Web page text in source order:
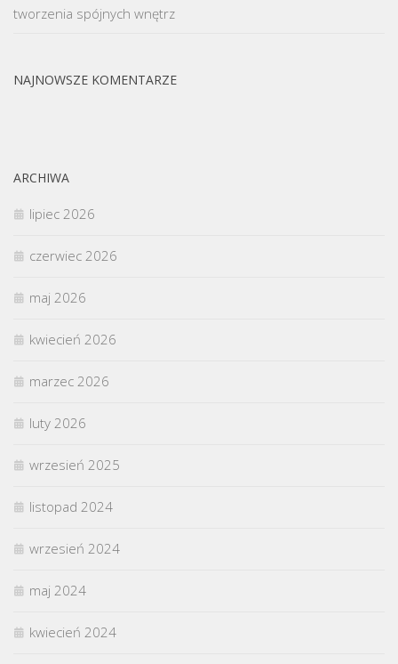
tworzenia spójnych wnętrz
NAJNOWSZE KOMENTARZE
ARCHIWA
lipiec 2026
czerwiec 2026
maj 2026
kwiecień 2026
marzec 2026
luty 2026
wrzesień 2025
listopad 2024
wrzesień 2024
maj 2024
kwiecień 2024